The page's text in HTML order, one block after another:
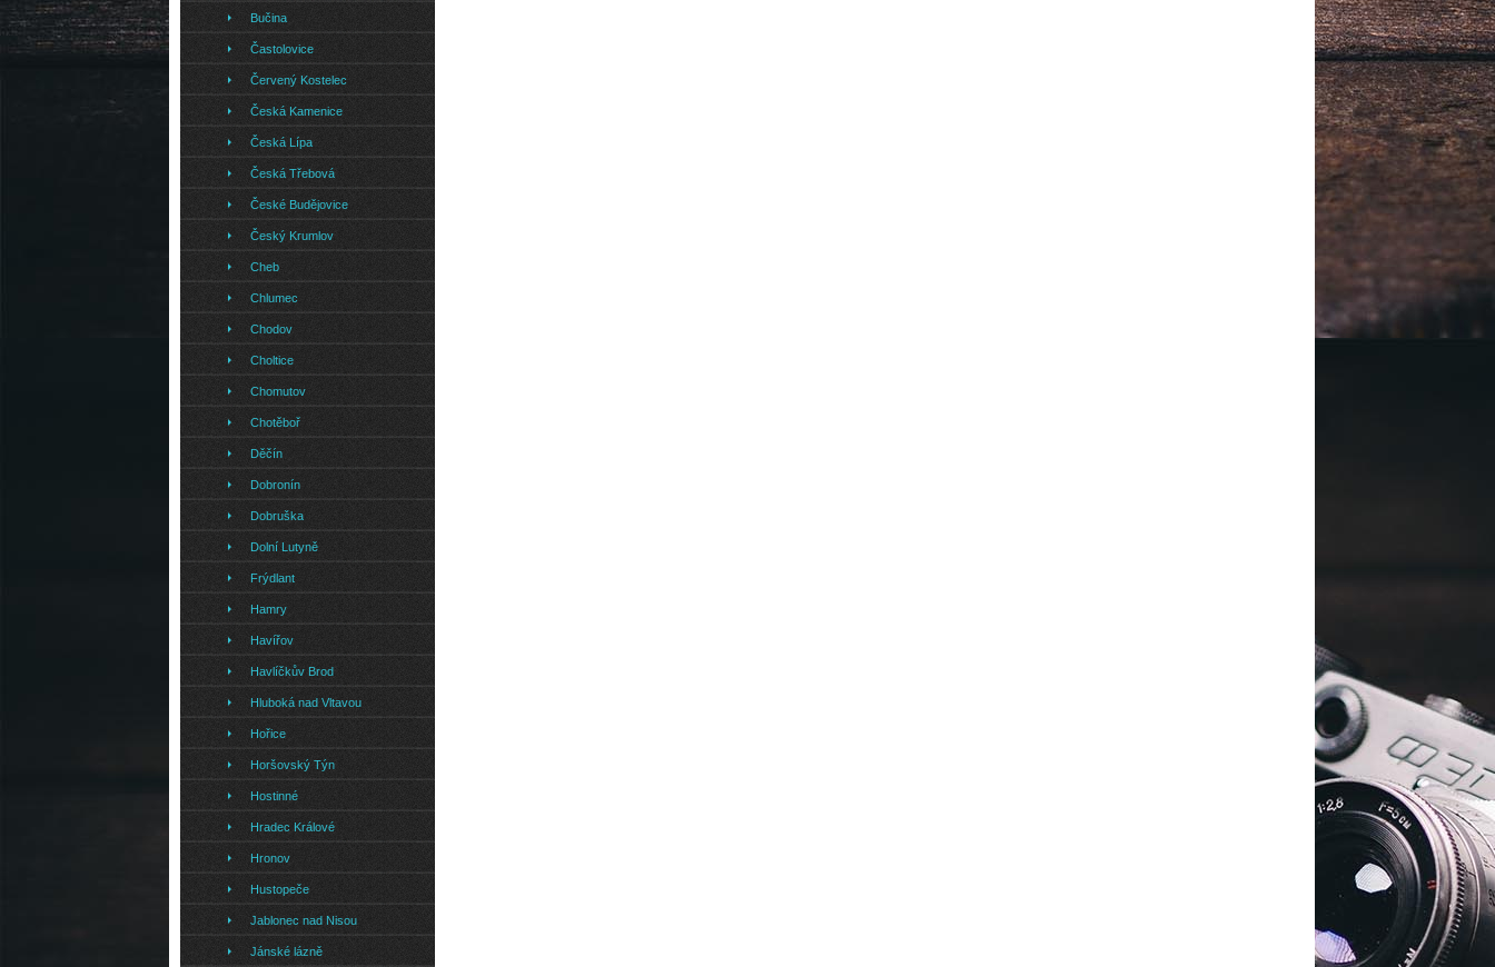
Bučina
Častolovice
Červený Kostelec
Česká Kamenice
Česká Lípa
Česká Třebová
České Budějovice
Český Krumlov
Cheb
Chlumec
Chodov
Choltice
Chomutov
Chotěboř
Děčín
Dobronín
Dobruška
Dolní Lutyně
Frýdlant
Hamry
Havířov
Havlíčkův Brod
Hluboká nad Vltavou
Hořice
Horšovský Týn
Hostinné
Hradec Králové
Hronov
Hustopeče
Jablonec nad Nisou
Jánské lázně